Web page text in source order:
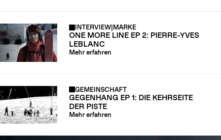
INTERVIEW MARKE
ONE MORE LINE EP 2: PIERRE-YVES
LEBLANC
Mehr erfahren
GEMEINSCHAFT
GEGENHANG EP 1: DIE KEHRSEITE
DER PISTE
Mehr erfahren